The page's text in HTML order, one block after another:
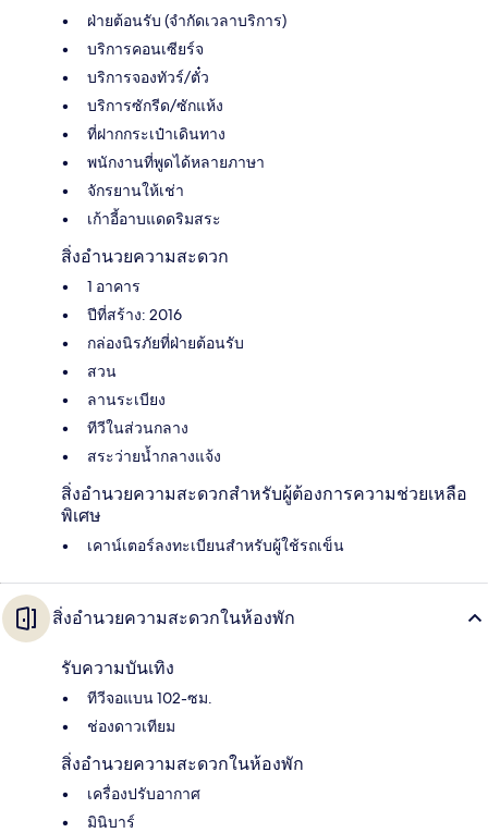
ฝ่ายต้อนรับ (จำกัดเวลาบริการ)
บริการคอนเซียร์จ
บริการจองทัวร์/ตั๋ว
บริการซักรีด/ซักแห้ง
ที่ฝากกระเป๋าเดินทาง
พนักงานที่พูดได้หลายภาษา
จักรยานให้เช่า
เก้าอี้อาบแดดริมสระ
สิ่งอำนวยความสะดวก
1 อาคาร
ปีที่สร้าง: 2016
กล่องนิรภัยที่ฝ่ายต้อนรับ
สวน
ลานระเบียง
ทีวีในส่วนกลาง
สระว่ายน้ำกลางแจ้ง
สิ่งอำนวยความสะดวกสำหรับผู้ต้องการความช่วยเหลือ
พิเศษ
เคาน์เตอร์ลงทะเบียนสำหรับผู้ใช้รถเข็น
สิ่งอำนวยความสะดวกในห้องพัก
รับความบันเทิง
ทีวีจอแบน 102-ซม.
ช่องดาวเทียม
สิ่งอำนวยความสะดวกในห้องพัก
เครื่องปรับอากาศ
มินิบาร์